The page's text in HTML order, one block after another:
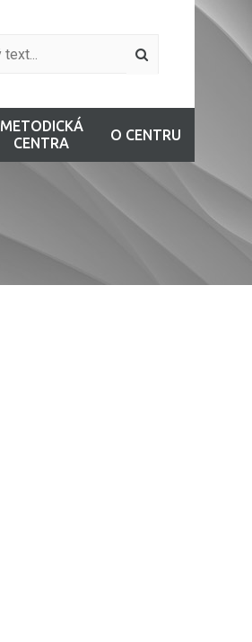
METODICKÁ
CENTRA
O CENTRU